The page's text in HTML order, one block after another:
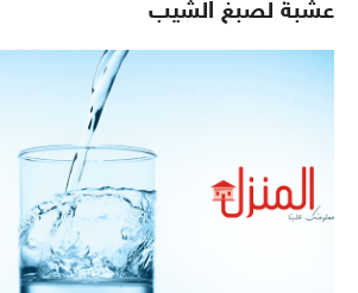
عشبة لصبغ الشيب